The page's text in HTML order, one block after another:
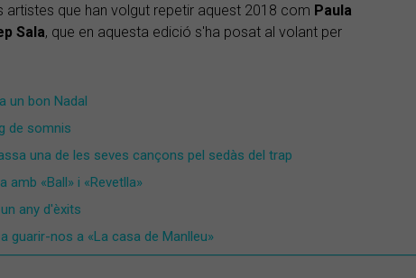
artistes que han volgut repetir aquest 2018 com Paula
Sala, que en aquesta edició s'ha posat al volant per
un bon Nadal
de somnis
una de les seves cançons pel sedàs del trap
amb «Ball» i «Revetlla»
any d'èxits
guarir-nos a «La casa de Manlleu»